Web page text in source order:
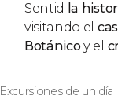
Sentid la
visitando el
Botánicoy el
Excursiones de un día